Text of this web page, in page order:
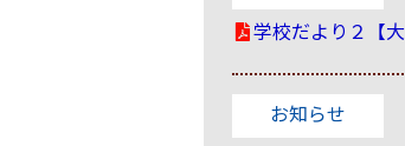
学校だより２【
お知らせ